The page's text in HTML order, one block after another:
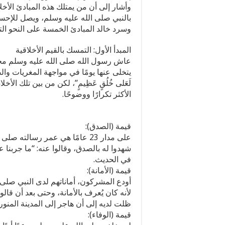
وأشار إلى أن من يمتلك هذه المبادئ
بالنبي صلى الله عليه وسلم، ويصل
وسرد خالد المبادئ الخمسة على النحو
المبدأ الأول: التمسك بالقيم الأخلاقية
عاش رسول الله صلى الله عليه وسلم
يتخلى عنها يومًا في مواجهة المغريات
لَعَلى خُلُقٍ عَظِيمٍ”، لكن من بين تلك
الأكثر تكرارًا ووضوحًا.
قيمة (الصدق):
على مدار 23 عامًا هي عمر
شهدوا له بالصدق، وقالوا عنه: “ما
في الحديث.
قيمة (الأمانة):
أودع المشركون، أماناتهم لدى النبي
لأنه كان يُعرف بالأمانة، وحتى بعد أن
ظلت لديه إلى أن هاجر إلى المدينة
قيمة (الوفاء):